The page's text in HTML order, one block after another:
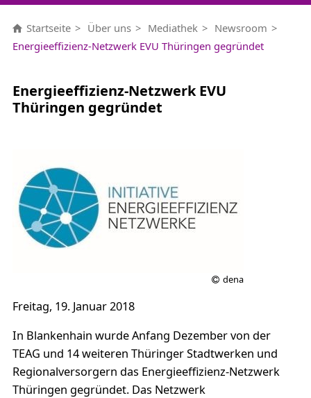
Startseite Über uns Mediathek
Newsroom
Energieeffizienz-Netzwerk EVU Thüringen gegründet
Energieeffizienz-Netzwerk EVU
Thüringen gegründet
dena
Freitag, 19. Januar 2018
In Blankenhain wurde Anfang Dezember von der
TEAG und 14 weiteren Thüringer Stadtwerken und
Regionalversorgern das Energieeffizienz-Netzwerk
Thüringen gegründet. Das Netzwerk